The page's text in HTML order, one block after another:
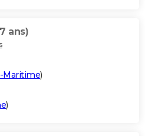
ans)
Maritime)
)